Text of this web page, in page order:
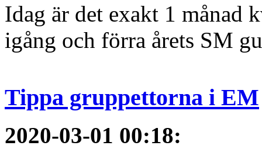
Idag är det exakt 1 månad
igång och förra årets SM
Tippa gruppettorna i EM
2020-03-01 00:18: